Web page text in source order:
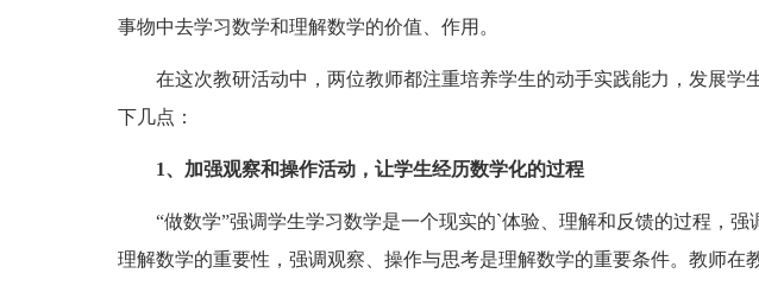
事物中去学习数学和理解数学的价值、作用。
在这次教研活动中，两位教师都注重培养学生的动手实践能力，发展学
下几点：
1、加强观察和操作活动，让学生经历数学化的过程
“做数学”强调学生学习数学是一个现实的`体验、理解和反馈的过程，强
理解数学的重要性，强调观察、操作与思考是理解数学的重要条件。教师在